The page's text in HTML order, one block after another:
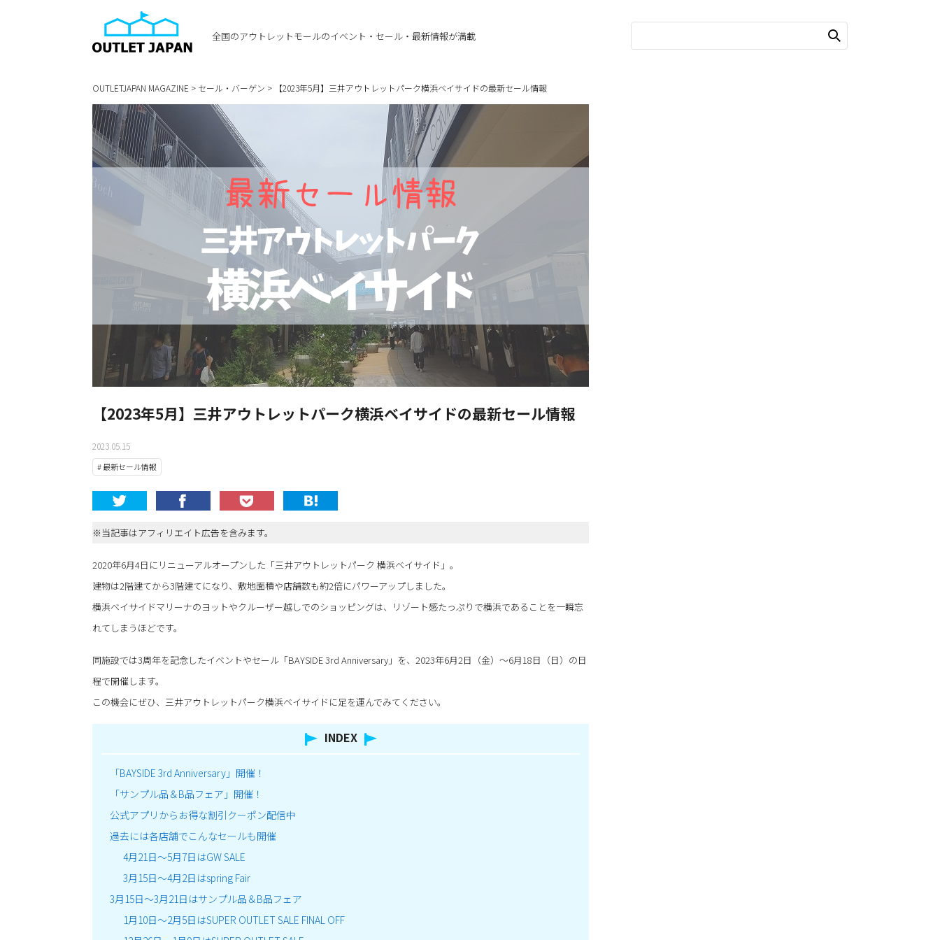
全国のアウトレットモールのイベント・セール・最新情報が満載
OUTLETJAPAN MAGAZINE > セール・バーゲン > 【2023年5月】三井アウトレットパーク横浜ベイサイドの最新セール情報
【2023年5月】三井アウトレットパーク横浜ベイサイドの最新セール情報
2023.05.15
# 最新セール情報
※当記事はアフィリエイト広告を含みます。
2020年6月4日にリニューアルオープンした「三井アウトレットパーク 横浜ベイサイド」。
建物は2階建てから3階建てになり、敷地面積や店舗数も約2倍にパワーアップしました。
横浜ベイサイドマリーナのヨットやクルーザー越しでのショッピングは、リゾート感たっぷりで横浜であることを一瞬忘
れてしまうほどです。
同施設では3周年を記念したイベントやセール「BAYSIDE 3rd Anniversary」を、2023年6月2日（金）～6月18日（日）の日
程で開催します。
この機会にぜひ、三井アウトレットパーク横浜ベイサイドに足を運んでみてください。
INDEX
「BAYSIDE 3rd Anniversary」開催！
「サンプル品＆B品フェア」開催！
公式アプリからお得な割引クーポン配信中
過去には各店舗でこんなセールも開催
4月21日～5月7日はGW SALE
3月15日～4月2日はspring Fair
3月15日～3月21日はサンプル品＆B品フェア
1月10日～2月5日はSUPER OUTLET SALE FINAL OFF